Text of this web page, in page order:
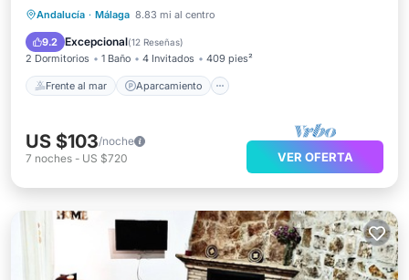
Andalucía · Málaga 8.83 mi al centro
9.2 Excepcional(12 Reseñas)
2 Dormitorios 1 Baño 4 Invitados 409 pies²
Frente al mar Aparcamiento
Frente al mar Aparcamiento
Vista al mar
US $103/noche
7 noches - US $720 VER OFERTA